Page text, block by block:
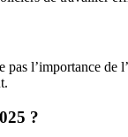
l’importance de
?